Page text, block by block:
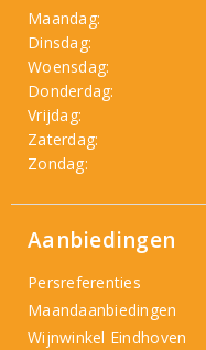
Maandag:
Dinsdag:
Woensdag:
Donderdag:
Vrijdag:
Zaterdag:
Zondag:
Aanbiedingen
Persreferenties
Maandaanbiedingen
Wijnwinkel Eindhoven